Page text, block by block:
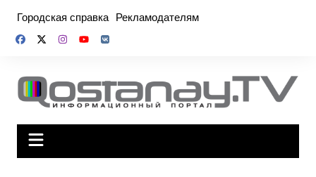
содержимому
Городская справка Рекламодателям